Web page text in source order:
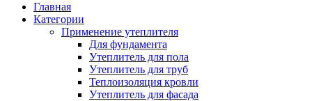
Главная
Категории
Применение утеплителя
Для фундамента
Утеплитель для пола
Утеплитель для труб
Теплоизоляция кровли
Утеплитель для фасада